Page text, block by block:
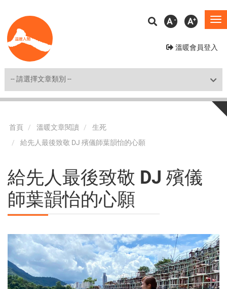
至
主
溫暖會員登入
A A
Shortcut
首頁 溫暖文章閱讀
生死
給先人最後致敬 DJ 殯儀師葉韻怡的心願
給先人最後致敬 DJ 殯儀
師葉韻怡的心願